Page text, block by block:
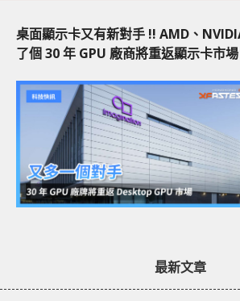
桌面顯示卡又有新對手 !! AMD、
了個 30 年 GPU 廠商將重返顯示卡市場
最新文章